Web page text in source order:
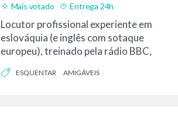
Mais votado Entrega 24h
Locutor profissional experiente em
eslováquia (e inglês com sotaque
europeu), treinado pela rádio BBC,
ESQUENTAR AMIGÁVEIS